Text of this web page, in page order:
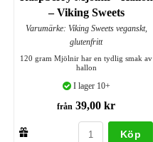
– Viking Sweets
Varumärke: Viking Sweets veganskt,
glutenfritt
120 gram Mjölnir har en tydlig smak av
hallon
I lager 10+
från 39,00 kr
Köp